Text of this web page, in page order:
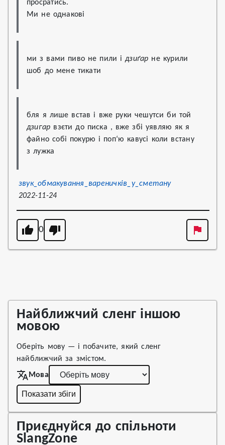
просратись.
Ми не однакові
ми з вами пиво не пили і дзиґар не курили
шоб до мене тикати
бля я лише встав і вже руки чешутси би той
дзигар взєти до писка , вже збі уявляю як я
файно собі покурю і поп‘ю кавусі коли встану
з лужка
звук_обмакування_вареничків_у_сметану
2022-11-24
0
Найближчий сленг іншою
мовою
Оберіть мову — і побачите, який сленг
найближчий за змістом.
Мова
Показати збіги
Приєднуйся до спільноти
SlangZone